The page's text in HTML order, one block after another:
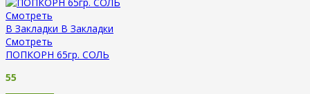
Смотреть
В Закладки В Закладки
Смотреть
ПОПКОРН 65гр. СОЛЬ
55